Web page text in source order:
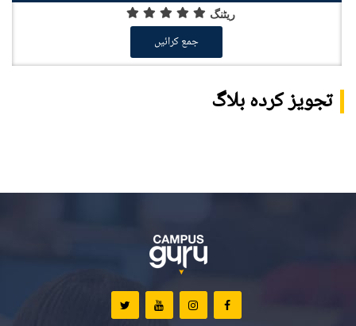
ریٹنگ
جمع کرائیں
تجویز کردہ بلاگ